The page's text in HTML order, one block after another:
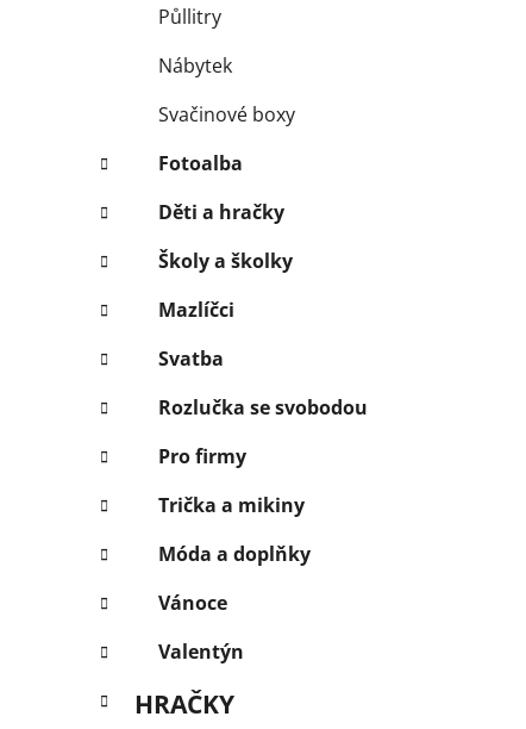
Půllitry
Nábytek
Svačinové boxy
Fotoalba
Děti a hračky
Školy a školky
Mazlíčci
Svatba
Rozlučka se svobodou
Pro firmy
Trička a mikiny
Móda a doplňky
Vánoce
Valentýn
HRAČKY